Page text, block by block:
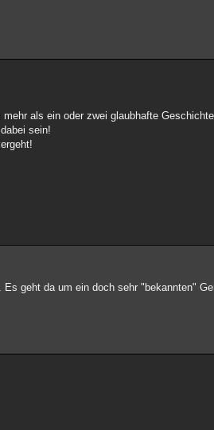
als ein oder zwei glaubhafte
sein!
geht da um ein doch sehr "bekannten"